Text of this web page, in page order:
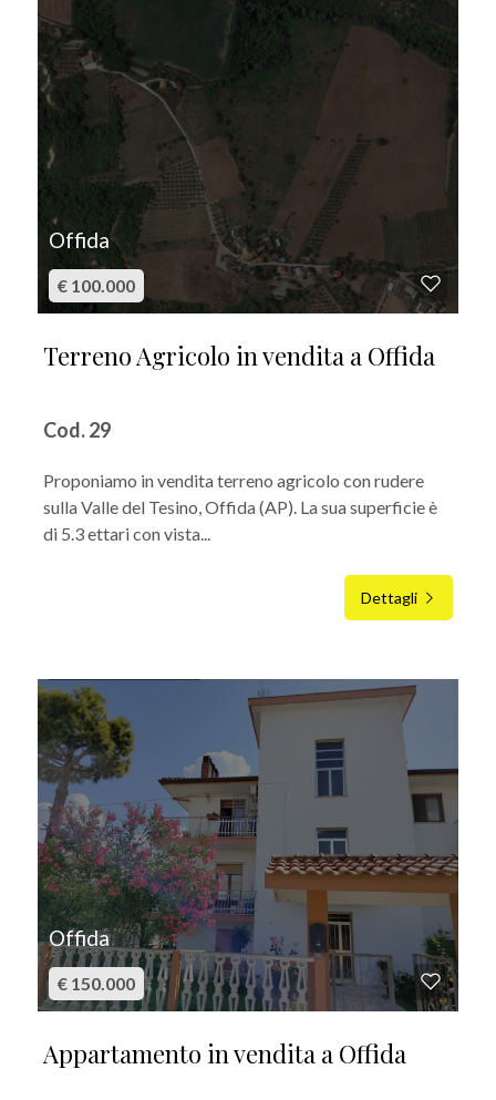
Offida
€ 100.000
Terreno Agricolo in vendita a Offida
Cod. 29
Proponiamo in vendita terreno agricolo con rudere
sulla Valle del Tesino, Offida (AP). La sua superficie è
di 5.3 ettari con vista...
Dettagli
Offida
€ 150.000
Appartamento in vendita a Offida